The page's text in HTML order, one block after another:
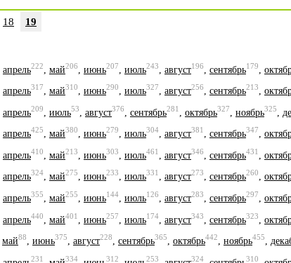
18 19
апрель222 май206 июнь207 июль243 август196 сентябрь179
апрель317, май310, июнь290, июль327, август256, сентябрь213,
апрель209 июль53 август376 сентябрь281 октябрь327 ноябрь325
апрель425, май380, июнь279, июль304, август381, сентябрь347,
апрель410 май213 июнь303 июль461 август346 сентябрь431
апрель324, май275, июнь233, июль331, август273, сентябрь260,
апрель355 май255 июнь144 июль126 август283 сентябрь297
апрель440 май401 июнь257 июль174 август343 сентябрь323
май88, июнь375, август228, сентябрь365, октябрь442, ноябрь455,
231 334 312 253 324 310